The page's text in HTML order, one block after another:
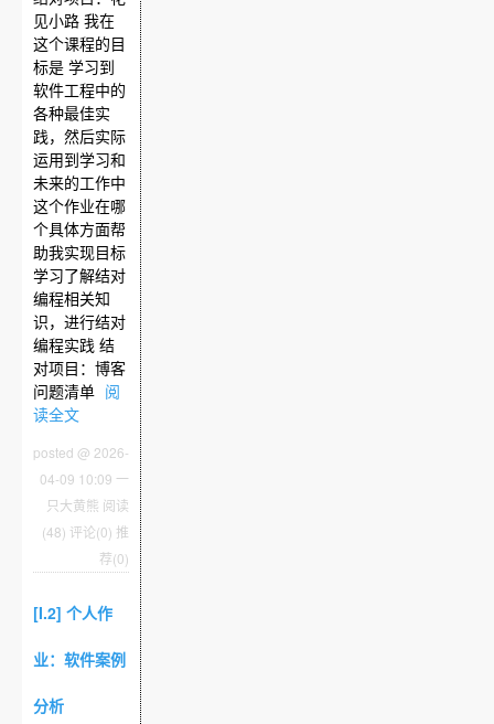
见小路 我在
这个课程的目
标是 学习到
软件工程中的
各种最佳实
践，然后实际
运用到学习和
未来的工作中
这个作业在哪
个具体方面帮
助我实现目标
学习了解结对
编程相关知
识，进行结对
编程实践 结
对项目：博客
问题清单 阅
读全文
posted @ 2026-
04-09 10:09 一
只大黄熊 阅读
(48) 评论(0) 推
荐(0)
[I.2] 个人作
业：软件案例
分析